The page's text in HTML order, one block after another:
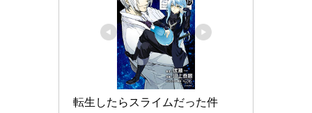
転生したらスライムだった件